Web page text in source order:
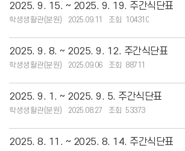
2025. 9. 15. ~ 2025. 9. 19. 주간식단표
학생생활관(분원) 2025.09.11 104310
2025. 9. 8. ~ 2025. 9. 12. 주간식단표
학생생활관(분원) 2025.09.06 88711
2025. 9. 1. ~ 2025. 9. 5. 주간식단표
학생생활관(분원) 2025.08.27 53373
2025. 8. 11. ~ 2025. 8. 14. 주간식단표